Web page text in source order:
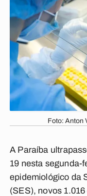
Foto: Anton
A Paraíba
19 nesta segunda-
epidemiológico da
(SES), novos